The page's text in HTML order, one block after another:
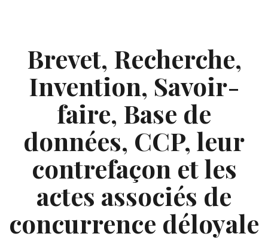
Brevet, Recherche,
Invention, Savoir-
faire, Base de
données, CCP, leur
contrefaçon et les
actes associés de
concurrence déloyale